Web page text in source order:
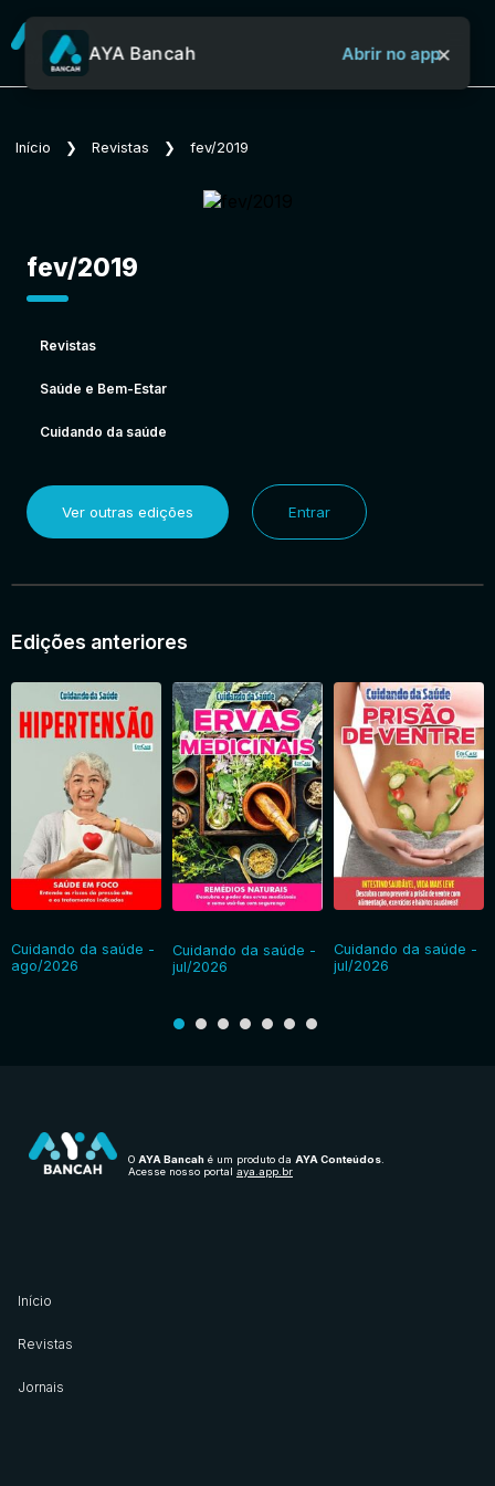
Sobre o Aya Bancah
AYA Bancah Abrir no app×
Início ❯ Revistas ❯ fev/2019
fev/2019
Revistas
Saúde e Bem-Estar
Cuidando da saúde
Ver outras edições Entrar
Edições anteriores
Cuidando da saúde -
ago/2026
Cuidando da saúde -
jul/2026
Cuidando da saúde -
jul/2026
O AYA Bancah é um produto da AYA Conteúdos
Acesse nosso portal aya.app.br
Início
Revistas
Jornais